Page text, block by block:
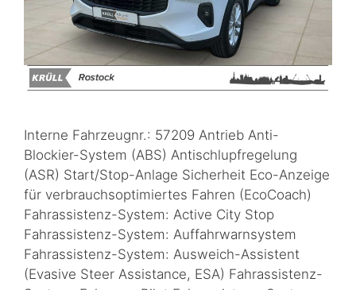
Interne Fahrzeugnr.: 57209 Antrieb Anti-
Blockier-System (ABS) Antischlupfregelung
(ASR) Start/Stop-Anlage Sicherheit Eco-Anzeige
für verbrauchsoptimiertes Fahren (EcoCoach)
Fahrassistenz-System: Active City Stop
Fahrassistenz-System: Auffahrwarnsystem
Fahrassistenz-System: Ausweich-Assistent
(Evasive Steer Assistance, ESA) Fahrassistenz-